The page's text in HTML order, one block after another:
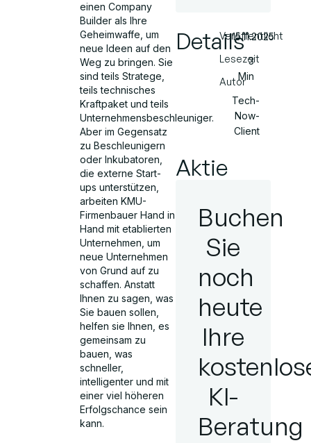
einen Company
Builder als Ihre
Geheimwaffe, um
neue Ideen auf den
Weg zu bringen. Sie
sind teils Stratege,
teils technisches
Kraftpaket und teils
Unternehmensbeschleuniger.
Aber im Gegensatz
zu Beschleunigern
oder Inkubatoren,
die externe Start-
ups unterstützen,
arbeiten KMU-
Firmenbauer Hand in
Hand mit etablierten
Unternehmen, um
neue Unternehmen
von Grund auf zu
schaffen. Anstatt
Ihnen zu sagen, was
Sie bauen sollen,
helfen sie Ihnen, es
gemeinsam zu
bauen, was
schneller,
intelligenter und mit
einer viel höheren
Erfolgschance sein
kann.
DetailsVeröffentlicht
Lesezeit
Autor
15.11.2025
3
Min
Tech-
Now-
Client
Aktie
Buchen
Sie
noch
heute
Ihre
KI-
Beratung